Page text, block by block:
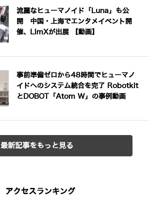
流麗なヒューマノイド「Luna」も公
開 中国・上海でエンタメイベント開
催、LimXが出展 【動画】
事前準備ゼロから48時間でヒューマノ
イドへのシステム統合を完了 Robotkit
とDOBOT「Atom W」の事例動画
最新記事をもっと見る
アクセスランキング